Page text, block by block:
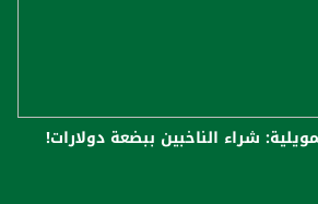
شراء الناخبين ببضعة دولارات!